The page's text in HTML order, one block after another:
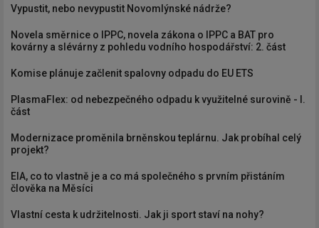
Vypustit, nebo nevypustit Novomlýnské nádrže?
Novela směrnice o IPPC, novela zákona o IPPC a BAT pro
kovárny a slévárny z pohledu vodního hospodářství: 2. část
Komise plánuje začlenit spalovny odpadu do EU ETS
PlasmaFlex: od nebezpečného odpadu k využitelné surovině - I.
část
Modernizace proměnila brněnskou teplárnu. Jak probíhal celý
projekt?
EIA, co to vlastně je a co má společného s prvním přistáním
člověka na Měsíci
Vlastní cesta k udržitelnosti. Jak ji sport staví na nohy?